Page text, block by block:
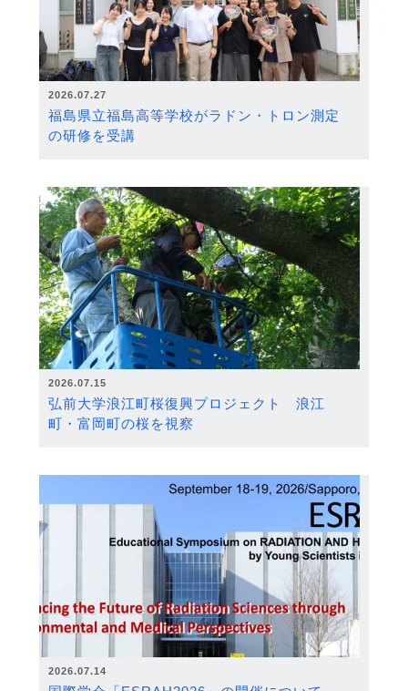
2026.07.27
福島県立福島高等学校がラドン・トロン測定
の研修を受講
2026.07.15
弘前大学浪江町桜復興プロジェクト 浪江
町・富岡町の桜を視察
2026.07.14